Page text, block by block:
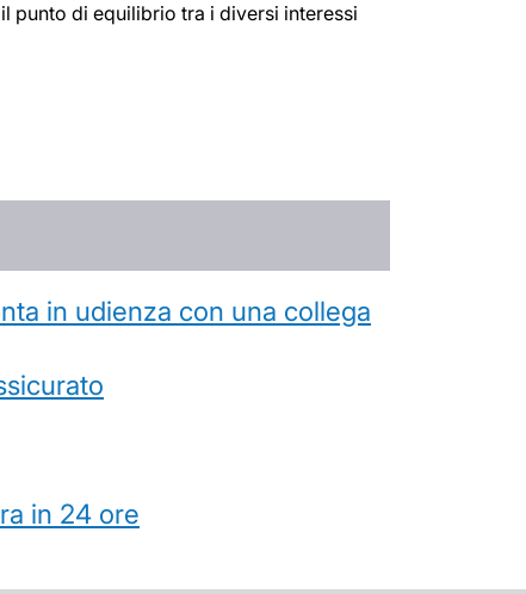
punto di equilibrio tra i diversi interessi
in udienza con una collega
in 24 ore